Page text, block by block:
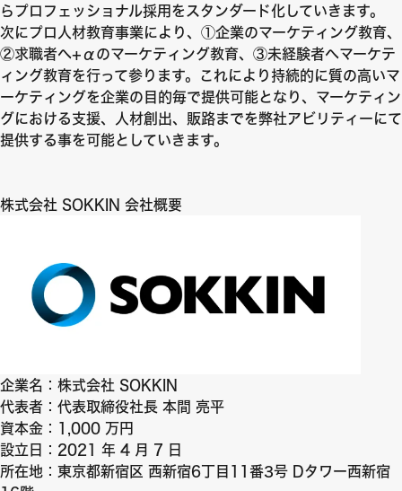
らプロフェッショナル採用をスタンダード化していきます。
次にプロ人材教育事業により、①企業のマーケティング教育、
②求職者へ+αのマーケティング教育、③未経験者へマーケテ
ィング教育を行って参ります。これにより持続的に質の高いマ
ーケティングを企業の目的毎で提供可能となり、マーケティン
グにおける支援、人材創出、販路までを弊社アビリティーにて
提供する事を可能としていきます。
株式会社 SOKKIN 会社概要
企業名：株式会社 SOKKIN
代表者：代表取締役社長 本間 亮平
資本金：1,000 万円
設立日：2021 年 4 月 7 日
所在地：東京都新宿区 西新宿6丁目11番3号 Dタワー西新宿